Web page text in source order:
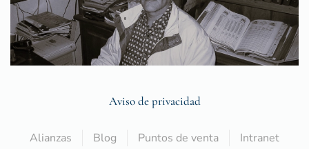
Aviso de privacidad
Alianzas Blog Puntos de venta
Intranet